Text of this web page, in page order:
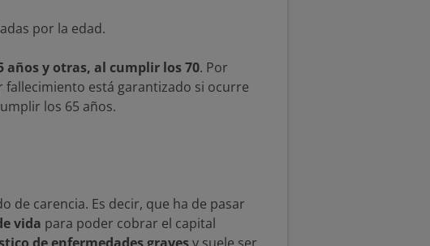
por la edad.
años y otras, al cumplir los 70. Por
fallecimiento está garantizado si ocurre
los 65 años.
de carencia. Es decir, que ha de pasar
vida para poder cobrar el capital